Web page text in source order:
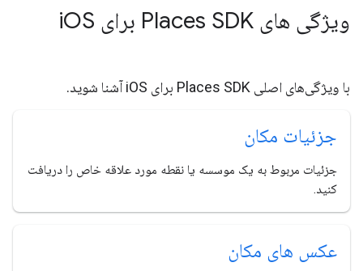
ویژگی های Places SDK برای i OS
با ویژگی‌های اصلی Places SDK برای iOS آشنا شوید.
جزئیات مکان
جزئیات مربوط به یک موسسه یا نقطه مورد علاقه خاص را دریافت
کنید.
عکس های مکان